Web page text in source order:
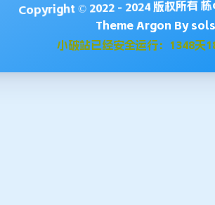
Copyright © 2022 - 2024 版权所有
Theme Argon By
小破站已经安全运行：1348天